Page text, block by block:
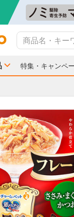
特集・キャンペ